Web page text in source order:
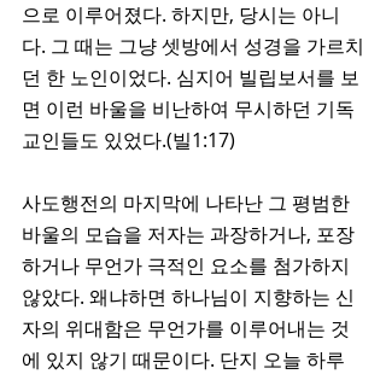
으로 이루어졌다. 하지만, 당시는 아니
다. 그 때는 그냥 셋방에서 성경을 가르치
던 한 노인이었다. 심지어 빌립보서를 보
면 이런 바울을 비난하여 무시하던 기독
교인들도 있었다.(빌1:17)
사도행전의 마지막에 나타난 그 평범한
바울의 모습을 저자는 과장하거나, 포장
하거나 무언가 극적인 요소를 첨가하지
않았다. 왜냐하면 하나님이 지향하는 신
자의 위대함은 무언가를 이루어내는 것
에 있지 않기 때문이다. 단지 오늘 하루